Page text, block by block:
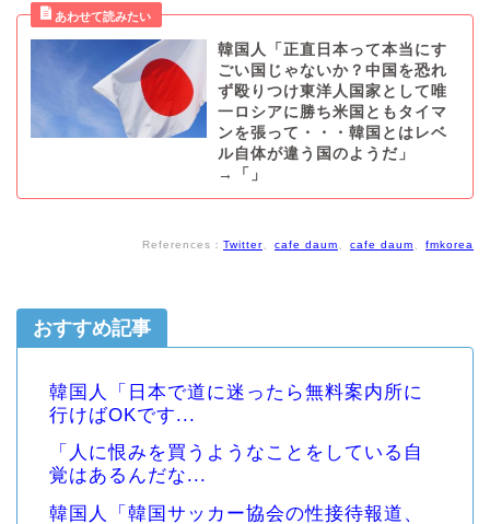
韓国人「正直日本って本当にす
ごい国じゃないか？中国を恐れ
ず殴りつけ東洋人国家として唯
一ロシアに勝ち米国ともタイマ
ンを張って・・・韓国とはレベ
ル自体が違う国のようだ」
→「」
References： Twitter cafe daum cafe daum fmkorea
おすすめ記事
韓国人「日本で道に迷ったら無料案内所に
行けばOKです...
「人に恨みを買うようなことをしている自
覚はあるんだな...
韓国人「韓国サッカー協会の性接待報道、